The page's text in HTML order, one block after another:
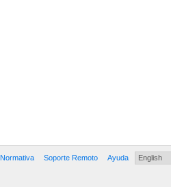
Normativa Soporte Remoto Ayuda